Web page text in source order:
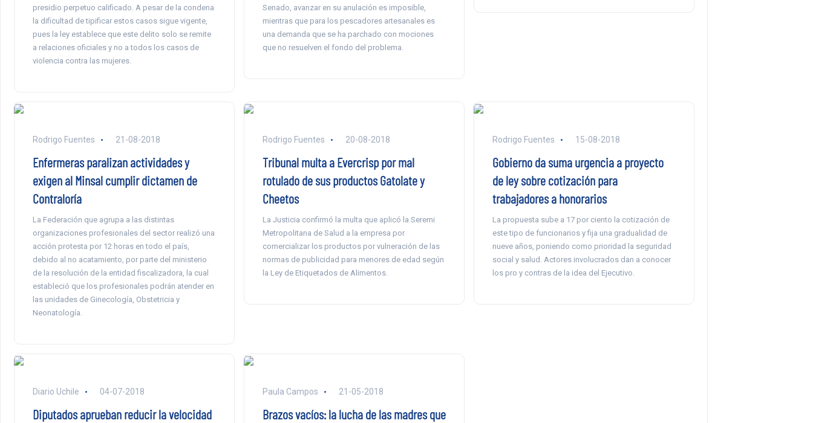
presidio perpetuo calificado. A pesar de la condena
la dificultad de tipificar estos casos sigue vigente,
pues la ley establece que este delito solo se remite
a relaciones oficiales y no a todos los casos de
violencia contra las mujeres.
Senado, avanzar en su anulación es imposible,
mientras que para los pescadores artesanales es
una demanda que se ha parchado con mociones
que no resuelven el fondo del problema.
Rodrigo Fuentes 21-08-2018
Enfermeras paralizan actividades y
exigen al Minsal cumplir dictamen de
Contraloría
La Federación que agrupa a las distintas
organizaciones profesionales del sector realizó una
acción protesta por 12 horas en todo el país,
debido al no acatamiento, por parte del ministerio
de la resolución de la entidad fiscalizadora, la cual
estableció que los profesionales podrán atender en
las unidades de Ginecología, Obstetricia y
Neonatología.
Rodrigo Fuentes 20-08-2018
Tribunal multa a Evercrisp por mal
rotulado de sus productos Gatolate y
Cheetos
La Justicia confirmó la multa que aplicó la Seremi
Metropolitana de Salud a la empresa por
comercializar los productos por vulneración de las
normas de publicidad para menores de edad según
la Ley de Etiquetados de Alimentos.
Rodrigo Fuentes 15-08-2018
Gobierno da suma urgencia a proyecto
de ley sobre cotización para
trabajadores a honorarios
La propuesta sube a 17 por ciento la cotización de
este tipo de funcionarios y fija una gradualidad de
nueve años, poniendo como prioridad la seguridad
social y salud. Actores involucrados dan a conocer
los pro y contras de la idea del Ejecutivo.
Diario Uchile 04-07-2018
Diputados aprueban reducir la velocidad
Paula Campos 21-05-2018
Brazos vacíos: la lucha de las madres que